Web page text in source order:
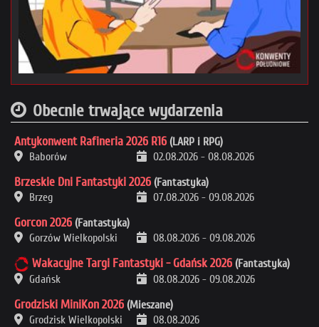
Obecnie trwające wydarzenia
Antykonwent Rafineria 2026 R16 (LARP i RPG)
Baborów
02.08.2026 - 08.08.2026
Brzeskie Dni Fantastyki 2026 (Fantastyka)
Brzeg
07.08.2026 - 09.08.2026
Gorcon 2026 (Fantastyka)
Gorzów Wielkopolski
08.08.2026 - 09.08.2026
Wakacyjne Targi Fantastyki - Gdańsk 2026 (Fantastyka)
Gdańsk
08.08.2026 - 09.08.2026
Grodziski MiniKon 2026 (Mieszane)
Grodzisk Wielkopolski
08.08.2026